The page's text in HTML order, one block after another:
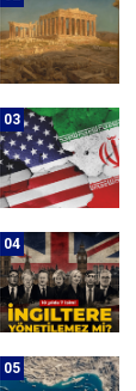
03
04
05